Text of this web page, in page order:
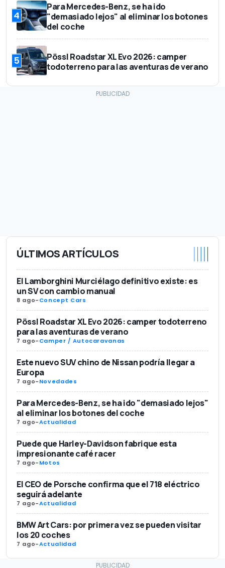
4
Para Mercedes-Benz, se ha ido
"demasiado lejos" al eliminar los botones
del coche
5
Pössl Roadstar XL Evo 2026: camper
todoterreno para las aventuras de verano
ÚLTIMOS ARTÍCULOS
El Lamborghini Murciélago definitivo existe: es
un SV con cambio manual
8 ago-Concept Cars
Pössl Roadstar XL Evo 2026: camper todoterreno
para las aventuras de verano
7 ago-Camper / Autocaravanas
Este nuevo SUV chino de Nissan podría llegar a
Europa
7 ago-Novedades
Para Mercedes-Benz, se ha ido "demasiado lejos"
al eliminar los botones del coche
7 ago-Actualidad
Puede que Harley-Davidson fabrique esta
impresionante café racer
7 ago-Motos
El CEO de Porsche confirma que el 718 eléctrico
seguirá adelante
7 ago-Actualidad
BMW Art Cars: por primera vez se pueden visitar
los 20 coches
7 ago-Actualidad